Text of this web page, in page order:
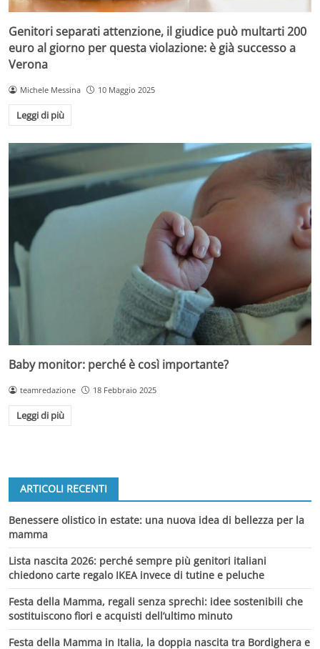
Genitori separati attenzione, il giudice può multarti 200
euro al giorno per questa violazione: è già successo a
Verona
Michele Messina 10 Maggio 2025
Leggi di più
Baby monitor: perché è così importante?
teamredazione 18 Febbraio 2025
Leggi di più
ARTICOLI RECENTI
Benessere olistico in estate: una nuova idea di bellezza per la
mamma
Lista nascita 2026: perché sempre più genitori italiani
chiedono carte regalo IKEA invece di tutine e peluche
Festa della Mamma, regali senza sprechi: idee sostenibili che
sostituiscono fiori e acquisti dell’ultimo minuto
Festa della Mamma in Italia, la doppia nascita tra Bordighera e